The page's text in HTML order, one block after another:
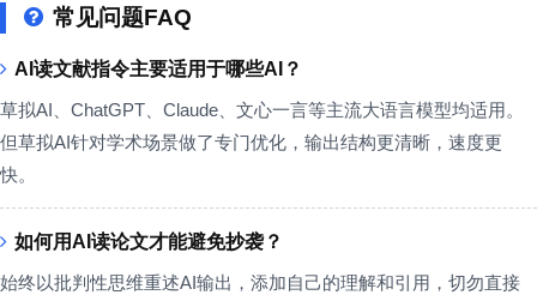
常见问题FAQ
AI读文献指令主要适用于哪些AI？
草拟AI、ChatGPT、Claude、文心一言等主流大语言模型均适用。
但草拟AI针对学术场景做了专门优化，输出结构更清晰，速度更
快。
如何用AI读论文才能避免抄袭？
始终以批判性思维重述AI输出，添加自己的理解和引用，切勿直接